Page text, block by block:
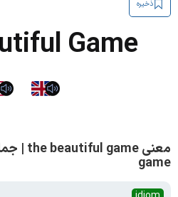
ذخیره
Game
game